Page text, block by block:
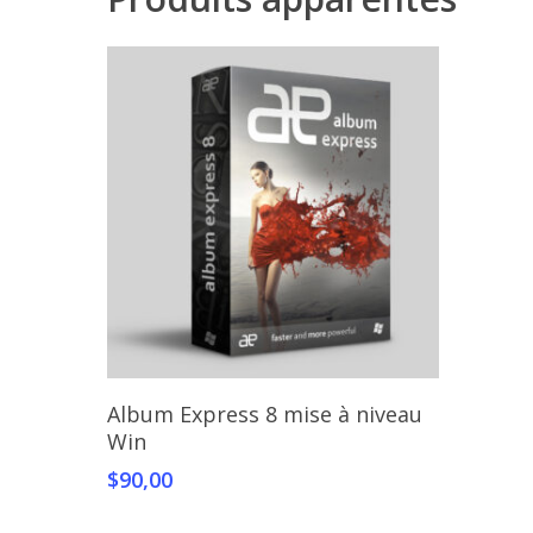
Ajouter Au Panier
Album Express 8 mise à niveau
Win
$90,00